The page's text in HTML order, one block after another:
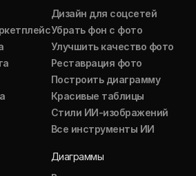
Дизайн для соцсетей
Убрать фон с фото
Улучшить качество фото
Реставрация фото
Построить диаграмму
Красивые таблицы
Стили ИИ-изображений
Все инструменты ИИ
Диаграммы